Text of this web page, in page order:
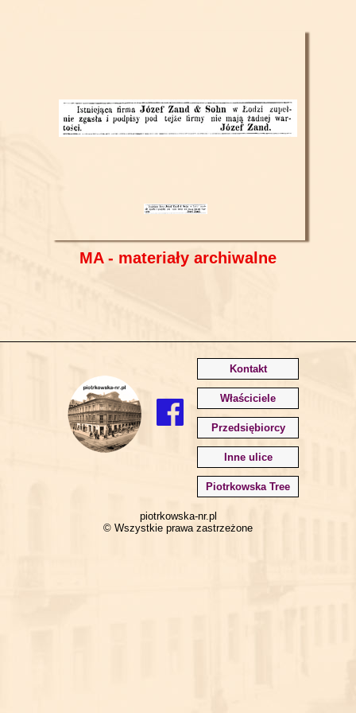
MA - materiały archiwalne
Kontakt
Właściciele
Przedsiębiorcy
Inne ulice
Piotrkowska Tree
piotrkowska-nr.pl
© Wszystkie prawa zastrzeżone